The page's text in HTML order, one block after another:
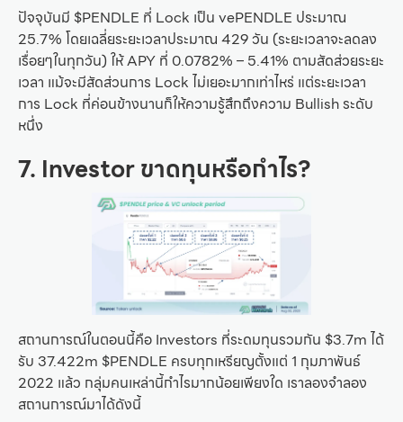
ปัจจุบันมี $PENDLE ที่ Lock เป็น vePENDLE ประมาณ
25.7% โดยเฉลี่ยระยะเวลาประมาณ 429 วัน (ระยะเวลาจะลดลง
เรื่อยๆในทุกวัน) ให้ APY ที่ 0.0782% – 5.41% ตามสัดส่วยระยะ
เวลา แม้จะมีสัดส่วนการ Lock ไม่เยอะมากเท่าไหร่ แต่ระยะเวลา
การ Lock ที่ค่อนข้างนานก็ให้ความรู้สึกถึงความ Bullish ระดับ
หนึ่ง
7. Investor ขาดทุนหรือกำไร?
สถานการณ์ในตอนนี้คือ Investors ที่ระดมทุนรวมกัน $3.7m ได้
รับ 37.422m $PENDLE ครบทุกเหรียญตั้งแต่ 1 กุมภาพันธ์
2022 แล้ว กลุ่มคนเหล่านี้กำไรมากน้อยเพียงใด เราลองจำลอง
สถานการณ์มาได้ดังนี้